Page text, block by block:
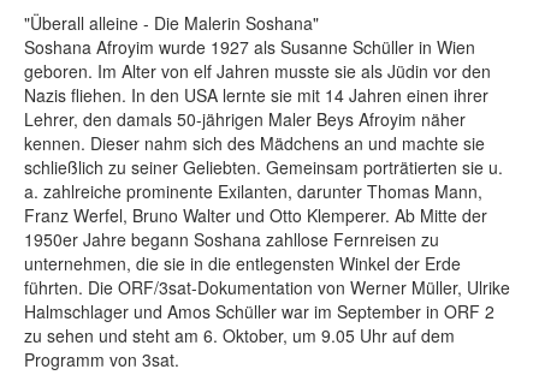
"Überall alleine - Die Malerin Soshana"
Soshana Afroyim wurde 1927 als Susanne Schüller in Wien
geboren. Im Alter von elf Jahren musste sie als Jüdin vor den
Nazis fliehen. In den USA lernte sie mit 14 Jahren einen ihrer
Lehrer, den damals 50-jährigen Maler Beys Afroyim näher
kennen. Dieser nahm sich des Mädchens an und machte sie
schließlich zu seiner Geliebten. Gemeinsam porträtierten sie u.
a. zahlreiche prominente Exilanten, darunter Thomas Mann,
Franz Werfel, Bruno Walter und Otto Klemperer. Ab Mitte der
1950er Jahre begann Soshana zahllose Fernreisen zu
unternehmen, die sie in die entlegensten Winkel der Erde
führten. Die ORF/3sat-Dokumentation von Werner Müller, Ulrike
Halmschlager und Amos Schüller war im September in ORF 2
zu sehen und steht am 6. Oktober, um 9.05 Uhr auf dem
Programm von 3sat.